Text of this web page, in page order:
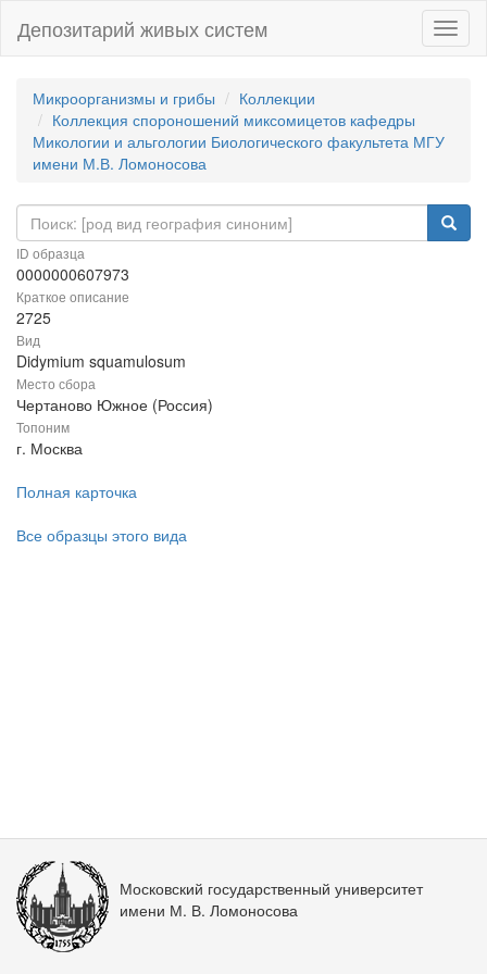
Депозитарий живых систем
Микроорганизмы и грибы
Коллекции
Коллекция спороношений миксомицетов кафедры
Микологии и альгологии Биологического факультета МГУ
имени М.В. Ломоносова
ID образца
0000000607973
Краткое описание
2725
Вид
Didymium squamulosum
Место сбора
Чертаново Южное (Россия)
Топоним
г. Москва
Полная карточка
Все образцы этого вида
Московский государственный университет
имени М. В. Ломоносова